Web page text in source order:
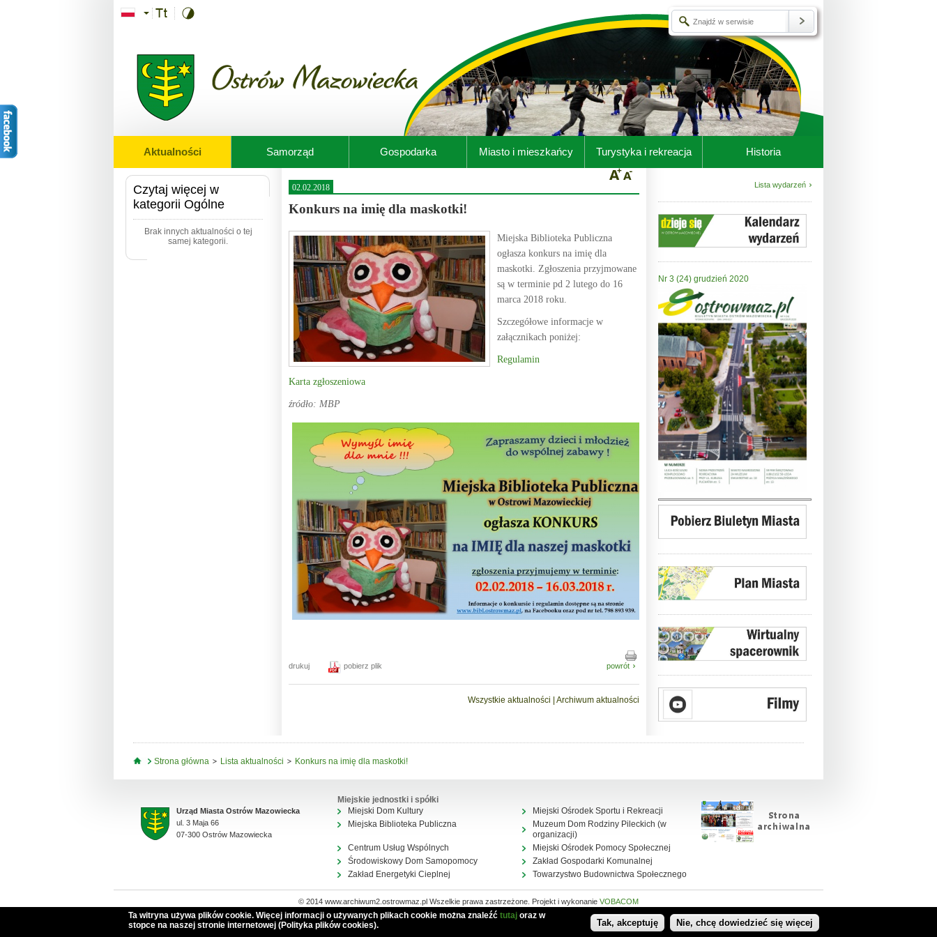
Aktualności Samorząd Gospodarka Miasto i mieszkańcy Turystyka i rekreacja Historia
Czytaj więcej w
kategorii Ogólne
Brak innych aktualności o tej
samej kategorii.
02.02.2018
Konkurs na imię dla maskotki!
Miejska Biblioteka Publiczna
ogłasza konkurs na imię dla
maskotki. Zgłoszenia przyjmowane
są w terminie pd 2 lutego do 16
marca 2018 roku.
Szczegółowe informacje w
załącznikach poniżej:
Regulamin
Karta zgłoszeniowa
źródło: MBP
drukuj pobierz plik powrót
Wszystkie aktualności | Archiwum aktualności
Lista wydarzeń
Nr 3 (24) grudzień 2020
Jesteś tutaj
Strona główna Lista aktualności Konkurs na imię dla maskotki!
Urząd Miasta Ostrów Mazowiecka
ul. 3 Maja 66
07-300 Ostrów Mazowiecka
Miejskie jednostki i spółki
Miejski Dom Kultury
Miejski Ośrodek Sportu i Rekreacji
Miejska Biblioteka Publiczna
Muzeum Dom Rodziny Pileckich (w
organizacji)
Centrum Usług Wspólnych
Miejski Ośrodek Pomocy Społecznej
Środowiskowy Dom Samopomocy
Zakład Gospodarki Komunalnej
Zakład Energetyki Cieplnej
Towarzystwo Budownictwa Społecznego
© 2014 www.archiwum2.ostrowmaz.pl Wszelkie prawa zastrzeżone. Projekt i wykonanie VOBACOM
Mapa serwisu
Ta witryna używa plików cookie. Więcej informacji o używanych plikach cookie można znaleźć tutaj oraz w
stopce na naszej stronie internetowej (Polityka plików cookies).
Tak, akceptuję Nie, chcę dowiedzieć się więcej